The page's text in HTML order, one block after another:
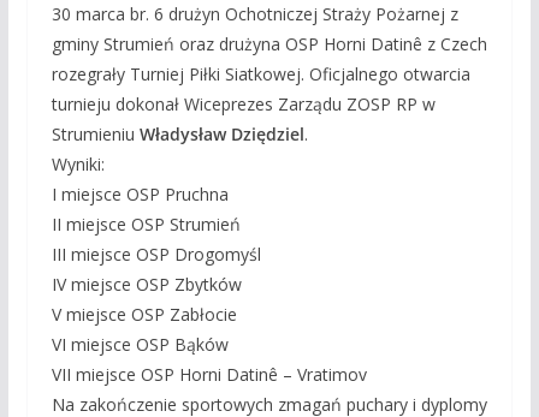
30 marca br. 6 drużyn Ochotniczej Straży Pożarnej z
gminy Strumień oraz drużyna OSP Horni Datinê z Czech
rozegrały Turniej Piłki Siatkowej. Oficjalnego otwarcia
turnieju dokonał Wiceprezes Zarządu ZOSP RP w
Strumieniu Władysław Dziędziel.
Wyniki:
I miejsce OSP Pruchna
II miejsce OSP Strumień
III miejsce OSP Drogomyśl
IV miejsce OSP Zbytków
V miejsce OSP Zabłocie
VI miejsce OSP Bąków
VII miejsce OSP Horni Datinê – Vratimov
Na zakończenie sportowych zmagań puchary i dyplomy